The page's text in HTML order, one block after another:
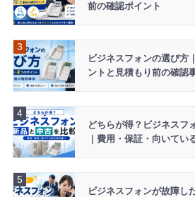
前の確認ポイント
ビジネスフォンの選び方
ントと見積もり前の確認
どちらが得？ビジネスフ
｜費用・保証・向いてい
ビジネスフォンが故障し